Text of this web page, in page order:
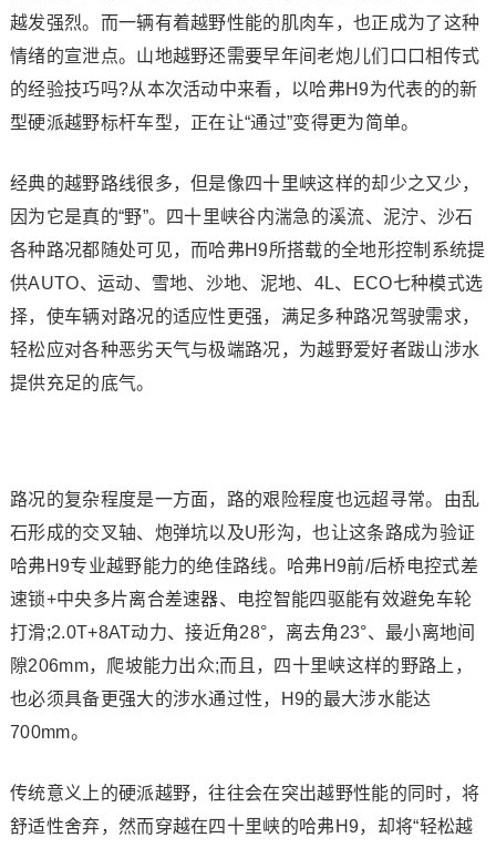
越发强烈。而一辆有着越野性能的肌肉车，也正成为了这种
情绪的宣泄点。山地越野还需要早年间老炮儿们口口相传式
的经验技巧吗?从本次活动中来看，以哈弗H9为代表的的新
型硬派越野标杆车型，正在让“通过”变得更为简单。
经典的越野路线很多，但是像四十里峡这样的却少之又少，
因为它是真的“野”。四十里峡谷内湍急的溪流、泥泞、沙石
各种路况都随处可见，而哈弗H9所搭载的全地形控制系统提
供AUTO、运动、雪地、沙地、泥地、4L、ECO七种模式选
择，使车辆对路况的适应性更强，满足多种路况驾驶需求，
轻松应对各种恶劣天气与极端路况，为越野爱好者跋山涉水
提供充足的底气。
路况的复杂程度是一方面，路的艰险程度也远超寻常。由乱
石形成的交叉轴、炮弹坑以及U形沟，也让这条路成为验证
哈弗H9专业越野能力的绝佳路线。哈弗H9前/后桥电控式差
速锁+中央多片离合差速器、电控智能四驱能有效避免车轮
打滑;2.0T+8AT动力、接近角28°，离去角23°、最小离地间
隙206mm，爬坡能力出众;而且，四十里峡这样的野路上，
也必须具备更强大的涉水通过性，H9的最大涉水能达
700mm。
传统意义上的硬派越野，往往会在突出越野性能的同时，将
舒适性舍弃，然而穿越在四十里峡的哈弗H9，却将“轻松越